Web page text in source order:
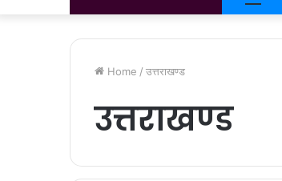
Home / उत्तराखण्ड
उत्तराखण्ड